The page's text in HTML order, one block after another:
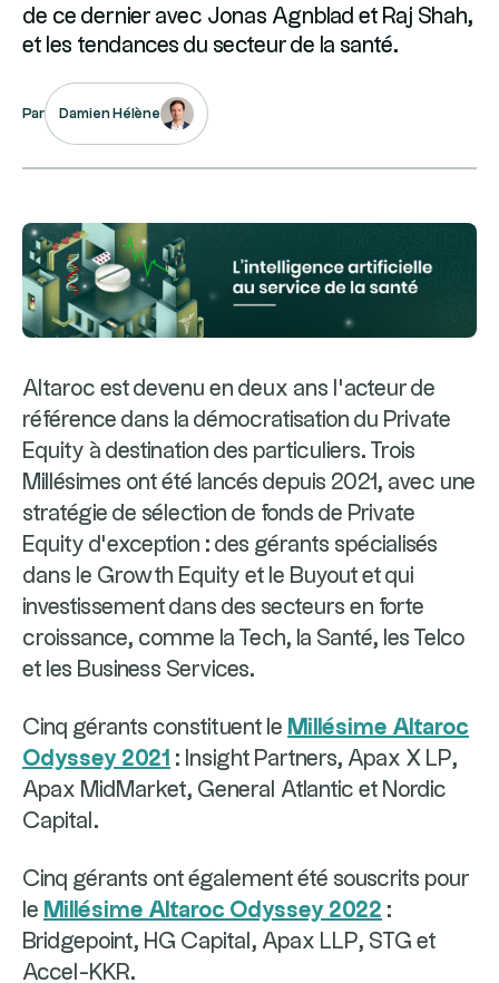
de ce dernier avec Jonas Agnblad et Raj Shah,
et les tendances du secteur de la santé.
Par Damien Hélène
Altaroc est devenu en deux ans l’acteur de
référence dans la démocratisation du Private
Equity à destination des particuliers. Trois
Millésimes ont été lancés depuis 2021, avec une
stratégie de sélection de fonds de Private
Equity d’exception : des gérants spécialisés
dans le Growth Equity et le Buyout et qui
investissement dans des secteurs en forte
croissance, comme la Tech, la Santé, les Telco
et les Business Services.
Cinq gérants constituent le Millésime Altaroc
Odyssey 2021 : Insight Partners, Apax X LP,
Apax MidMarket, General Atlantic et Nordic
Capital.
Cinq gérants ont également été souscrits pour
le Millésime Altaroc Odyssey 2022 :
Bridgepoint, HG Capital, Apax LLP, STG et
Accel-KKR.